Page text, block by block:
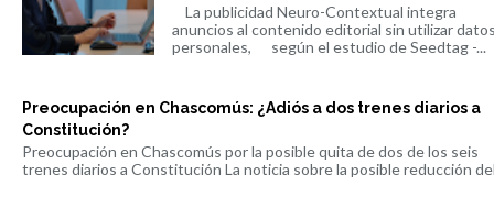
La publicidad Neuro-Contextual integra
anuncios al contenido editorial sin utilizar
personales, según el estudio de Seedtag -...
Preocupación en Chascomús: ¿Adiós a dos trenes diarios a
Constitución?
Preocupación en Chascomús por la posible quita de dos de los seis
trenes diarios a Constitución La noticia sobre la posible reducción